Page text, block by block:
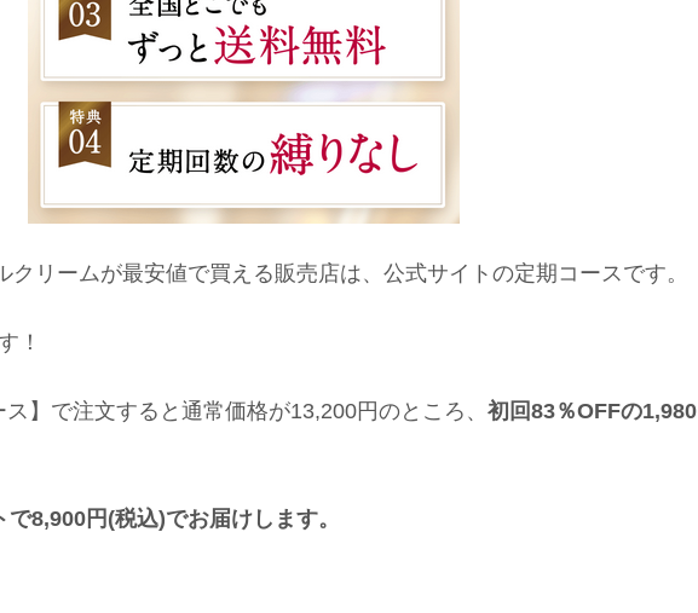
クリームが最安値で買える販売店は、公式サイトの定期コースです。
！
】で注文すると通常価格が13,200円のところ、 初回83％OFFの1,980
8,900円(税込)でお届けします。